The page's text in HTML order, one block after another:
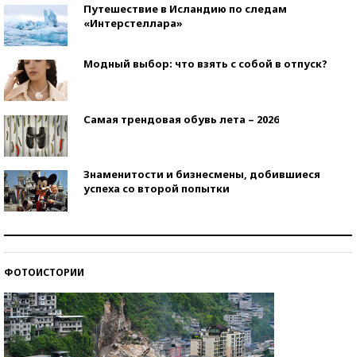
Путешествие в Исландию по следам
«Интерстеллара»
Модный выбор: что взять с собой в отпуск?
Самая трендовая обувь лета – 2026
Знаменитости и бизнесмены, добившиеся
успеха со второй попытки
ФОТОИСТОРИИ